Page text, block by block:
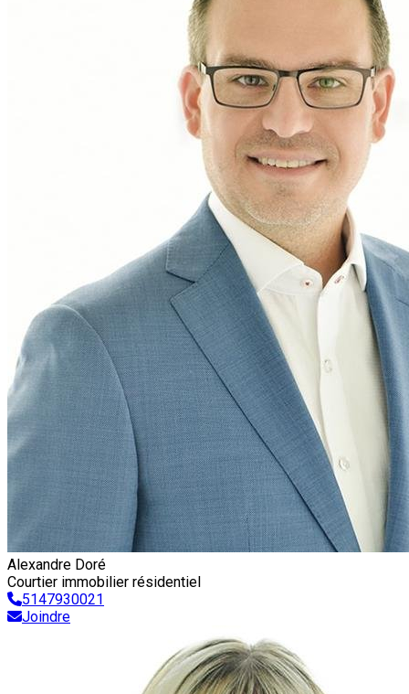
Alexandre Doré
Courtier immobilier résidentiel
5147930021
Joindre